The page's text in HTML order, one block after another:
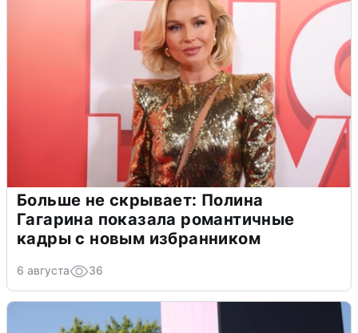
Больше не скрывает: Полина
Гагарина показала романтичные
кадры с новым избранником
6 августа 36